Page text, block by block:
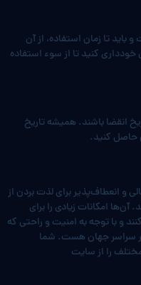
تا زمان استفاده، از آن
کنید تا از سوء استفاده
انقضا باشند. همیشه تاریخ
حاصل کنید.
و انعطاف‌پذیر برای لذت بردن از
امکانات زیادی را برای
و با توجه به امنیت و راحتی که
در سراسر جهان هست. شما
را از سایت